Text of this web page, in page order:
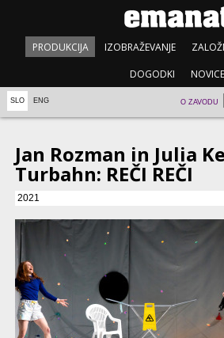
PRODUKCIJA IZOBRAŽEVANJE
DOGODKI NOVICE
SLO ENG O ZAVODU
Jan Rozman in Julia
Turbahn: REČI REČI
2021